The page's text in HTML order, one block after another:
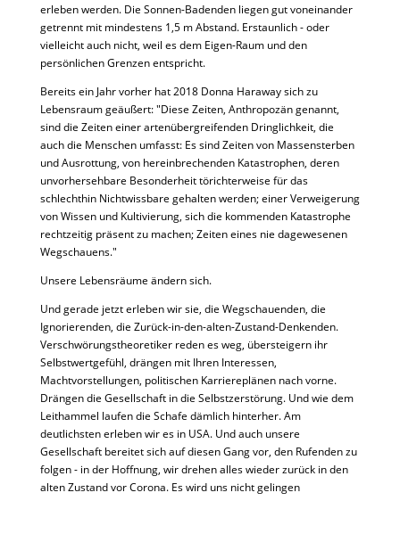
erleben werden. Die Sonnen-Badenden liegen gut voneinander
getrennt mit mindestens 1,5 m Abstand. Erstaunlich - oder
vielleicht auch nicht, weil es dem Eigen-Raum und den
persönlichen Grenzen entspricht.
Bereits ein Jahr vorher hat 2018 Donna Haraway sich zu
Lebensraum geäußert: "Diese Zeiten, Anthropozän genannt,
sind die Zeiten einer artenübergreifenden Dringlichkeit, die
auch die Menschen umfasst: Es sind Zeiten von Massensterben
und Ausrottung, von hereinbrechenden Katastrophen, deren
unvorhersehbare Besonderheit törichterweise für das
schlechthin Nichtwissbare gehalten werden; einer Verweigerung
von Wissen und Kultivierung, sich die kommenden Katastrophe
rechtzeitig präsent zu machen; Zeiten eines nie dagewesenen
Wegschauens."
Unsere Lebensräume ändern sich.
Und gerade jetzt erleben wir sie, die Wegschauenden, die
Ignorierenden, die Zurück-in-den-alten-Zustand-Denkenden.
Verschwörungstheoretiker reden es weg, übersteigern ihr
Selbstwertgefühl, drängen mit Ihren Interessen,
Machtvorstellungen, politischen Karriereplänen nach vorne.
Drängen die Gesellschaft in die Selbstzerstörung. Und wie dem
Leithammel laufen die Schafe dämlich hinterher. Am
deutlichsten erleben wir es in USA. Und auch unsere
Gesellschaft bereitet sich auf diesen Gang vor, den Rufenden zu
folgen - in der Hoffnung, wir drehen alles wieder zurück in den
alten Zustand vor Corona. Es wird uns nicht gelingen